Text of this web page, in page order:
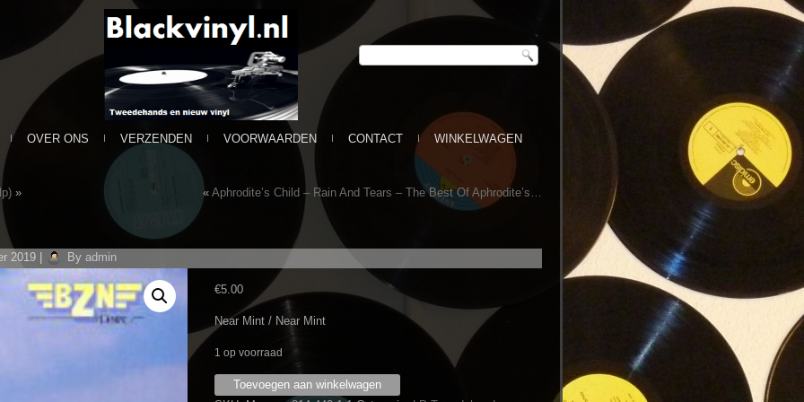
OVER ONS VERZENDEN VOORWAARDEN CONTACT WINKELWAGEN
» « Aphrodite’s Child ‎– Rain And Tears – The Best Of Aphrodite’s…
2019| By admin
€5.00
Near Mint / Near Mint
1 op voorraad
BZNToevoegen aan winkelwagen